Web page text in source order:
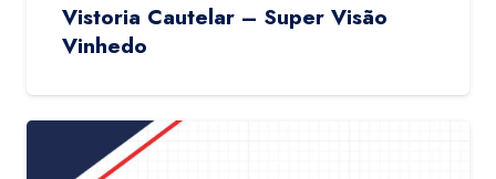
Vistoria Cautelar – Super Visão
Vinhedo